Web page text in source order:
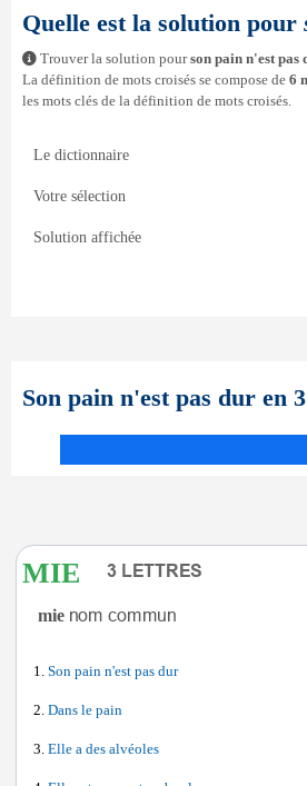
Quelle est la solution pour
Trouver la solution pourson pain n'est pas
La définition de mots croisés se compose de 6
les mots clés de la définition de mots croisés.
Le dictionnaire
Votre sélection
Solution affichée
Son pain n'est pas dur en
MIE
mie
Son pain n'est pas dur
Dans le pain
Elle a des alvéoles